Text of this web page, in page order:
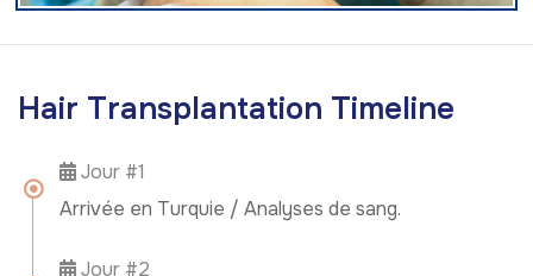
Hair Transplantation Timeline
Jour #1
Arrivée en Turquie / Analyses de sang.
Jour #2